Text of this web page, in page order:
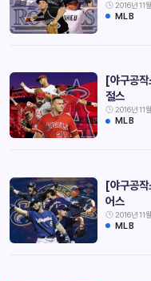
2016년 11
MLB
[야구공작
절스
2016년 11
MLB
[야구공작
어스
2016년 11
MLB